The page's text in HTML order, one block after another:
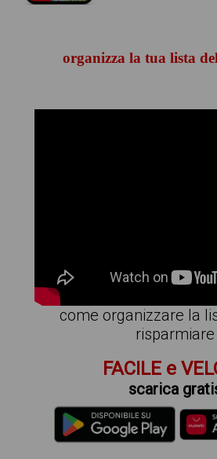
organizza la tua lista
come organizzare la
risparmiare
FACILE e
scarica